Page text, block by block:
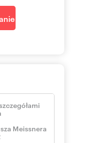
uzyskano na
commercial offer
is informative.
obtained on